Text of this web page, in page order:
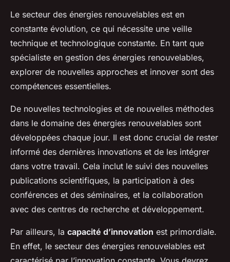
Le secteur des énergies renouvelables est en
constante évolution, ce qui nécessite une veille
technique et technologique constante. En tant que
spécialiste en gestion des énergies renouvelables,
explorer de nouvelles approches et innover sont des
compétences essentielles.
De nouvelles technologies et de nouvelles méthodes
dans le domaine des énergies renouvelables sont
développées chaque jour. Il est donc crucial de rester
informé des dernières innovations et de les intégrer
dans votre travail. Cela inclut le suivi des nouvelles
publications scientifiques, la participation à des
conférences et des séminaires, et la collaboration
avec des centres de recherche et développement.
Par ailleurs, la capacité d’innovation est primordiale.
En effet, le secteur des énergies renouvelables est